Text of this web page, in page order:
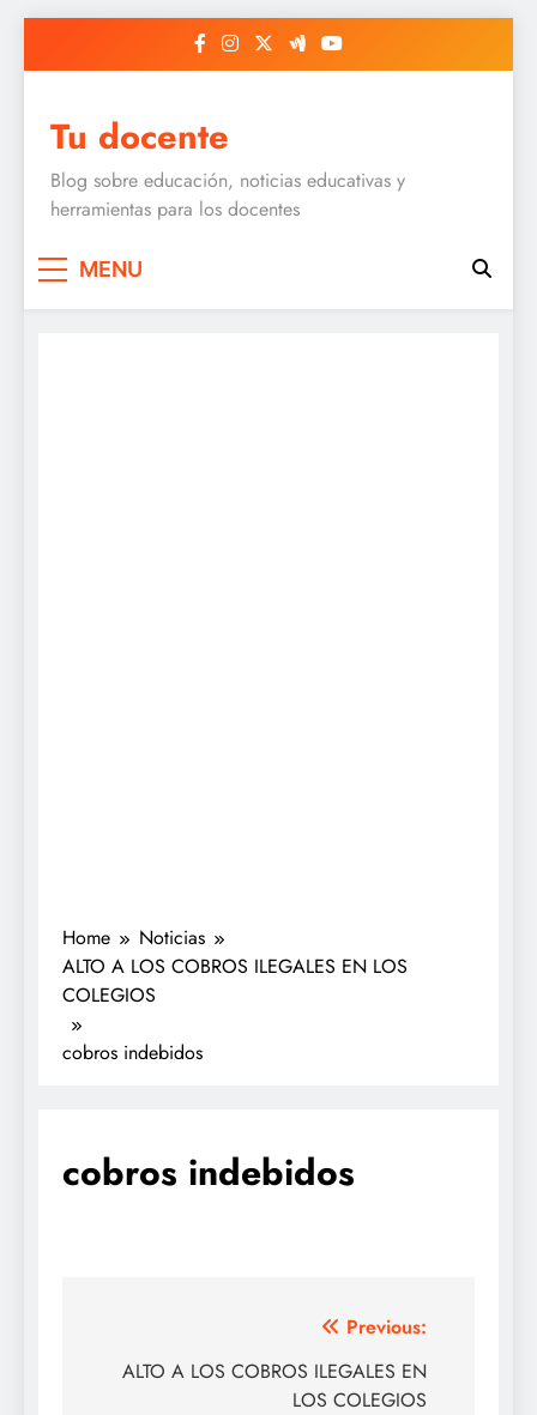
Tu docente
Blog sobre educación, noticias educativas y
herramientas para los docentes
MENU
Home
Noticias
ALTO A LOS COBROS ILEGALES EN LOS
COLEGIOS
cobros indebidos
cobros indebidos
Previous:
ALTO A LOS COBROS ILEGALES EN
LOS COLEGIOS